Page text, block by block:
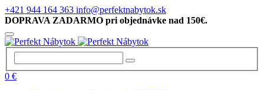
+421 944 164 363 info@perfektnabytok.sk
DOPRAVA ZADARMO pri objednávke nad 150€.
0 €